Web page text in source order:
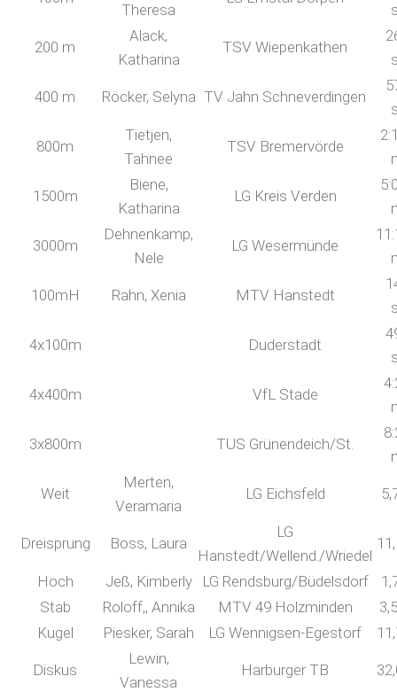
Theresa
200 m
Alack,
Katharina
TSV Wiepenkathen
400 m Röcker, Selyna TV Jahn Schneverdingen
800m
Tietjen,
Tahnee
TSV Bremervörde
1500m
Biene,
Katharina
LG Kreis Verden
3000m
Dehnenkamp,
Nele
LG Wesermünde
100mH Rahn, Xenia MTV Hanstedt
4x100m Duderstadt
4x400m VfL Stade
3x800m TUS Grünendeich/St.
Weit
Merten,
Veramaria
LG Eichsfeld
Dreisprung Boss, Laura
LG
Hanstedt/Wellend./Wriedel
Hoch Jeß, Kimberly LG Rendsburg/Büdelsdorf
Stab
Roloff,, Annika MTV 49 Holzminden
Kugel
Piesker, Sarah LG Wennigsen-Egestorf
Diskus
Lewin,
Vanessa
Harburger TB